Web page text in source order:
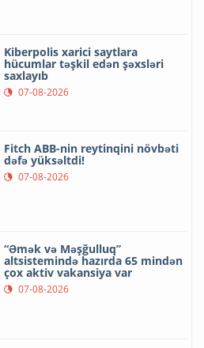
Kiberpolis xarici saytlara
hücumlar təşkil edən şəxsləri
saxlayıb
07-08-2026
Fitch ABB-nin reytinqini növbəti
dəfə yüksəltdi!
07-08-2026
“Əmək və Məşğulluq”
altsistemində hazırda 65 mindən
çox aktiv vakansiya var
07-08-2026